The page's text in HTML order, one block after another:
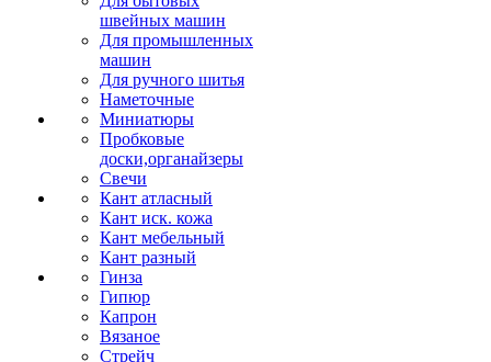
швейных машин
Для промышленных
машин
Для ручного шитья
Наметочные
Миниатюры
Пробковые
доски,органайзеры
Свечи
Кант атласный
Кант иск. кожа
Кант мебельный
Кант разный
Гинза
Гипюр
Капрон
Вязаное
Стрейч